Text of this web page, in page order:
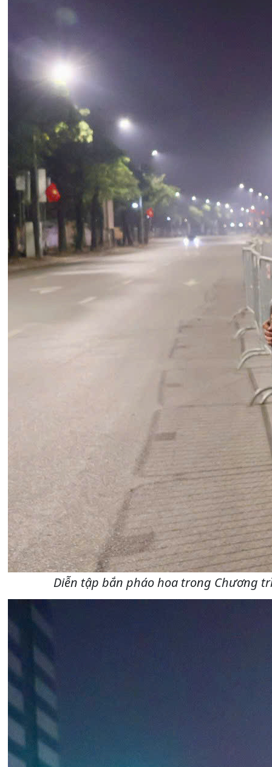
Diễn tập bắn pháo hoa trong Chương